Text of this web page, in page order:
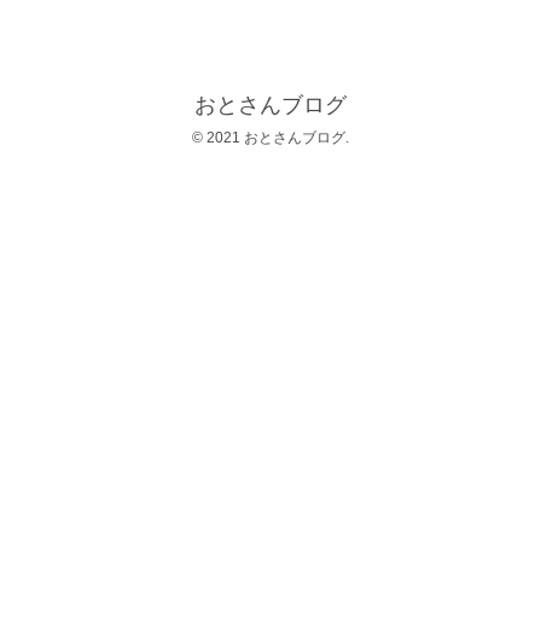
おとさんブログ
© 2021 おとさんブログ.